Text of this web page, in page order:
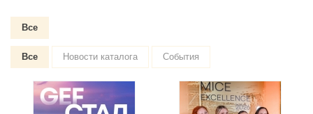
Все
Все Новости каталога События